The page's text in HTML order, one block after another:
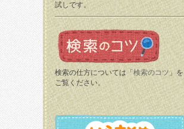
試しです。
検索の仕方については「 検索のコツ 」を
ご覧ください。